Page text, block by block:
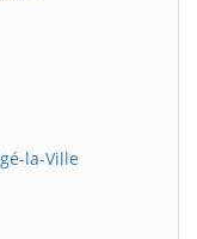
la-Ville